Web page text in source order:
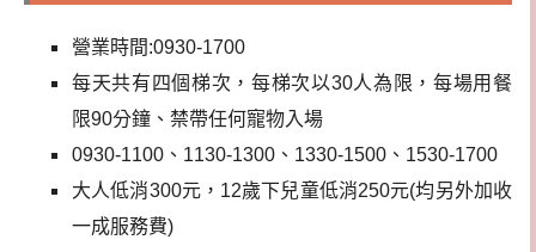
營業時間:0930-1700
每天共有四個梯次，每梯次以30人為限，每場用餐
限90分鐘、禁帶任何寵物入場
0930-1100、1130-1300、1330-1500、1530-1700
大人低消300元，12歲下兒童低消250元(均另外加收
一成服務費)